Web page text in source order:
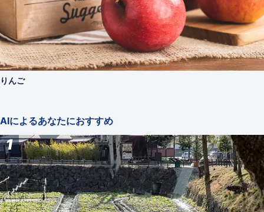
りんご
AIによるあなたにおすすめ
1